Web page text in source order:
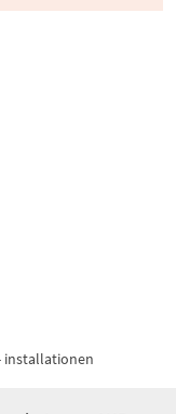
installationen